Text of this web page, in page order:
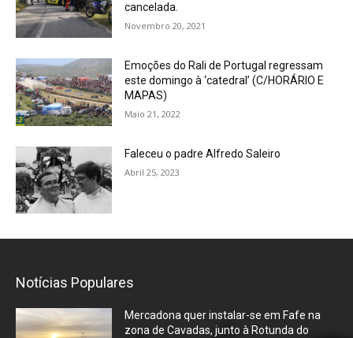
cancelada.
Novembro 20, 2021
Emoções do Rali de Portugal regressam
este domingo à ‘catedral’ (C/HORÁRIO E
MAPAS)
Maio 21, 2022
Faleceu o padre Alfredo Saleiro
Abril 25, 2023
Notícias Populares
Mercadona quer instalar-se em Fafe na
zona de Cavadas, junto à Rotunda do